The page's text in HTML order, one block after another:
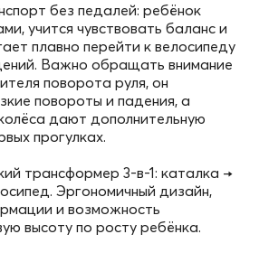
без педалей: ребёнок
учится чувствовать баланс и
плавно перейти к велосипеду
Важно обращать внимание
поворота руля, он
повороты и падения, а
дают дополнительную
прогулках.
трансформер 3‑в‑1: каталка →
Эргономичный дизайн,
и возможность
высоту по росту ребёнка.